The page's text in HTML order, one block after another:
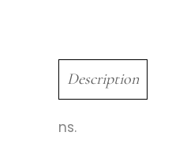
Description
ns.